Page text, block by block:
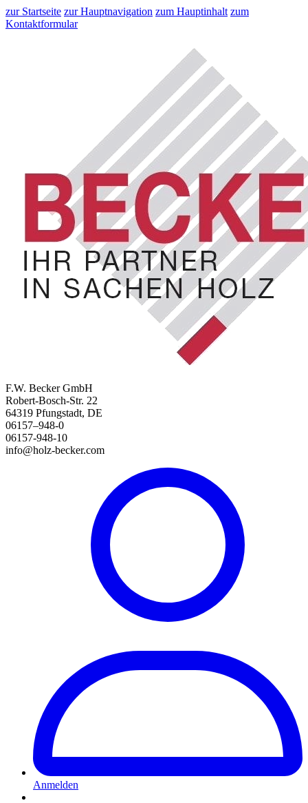
zur Startseite zur Hauptnavigation zum Hauptinhalt zum
Kontaktformular
F.W. Becker GmbH
Robert-Bosch-Str. 22
64319 Pfungstadt, DE
06157–948-0
06157-948-10
info@holz-becker.com
Anmelden